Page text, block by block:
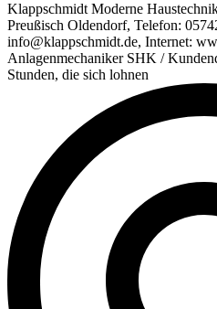
Klappschmidt Moderne
Preußisch Oldendorf, Telefon:
info@klappschmidt.de, Internet:
Anlagenmechaniker SHK /
Stunden, die sich lohnen